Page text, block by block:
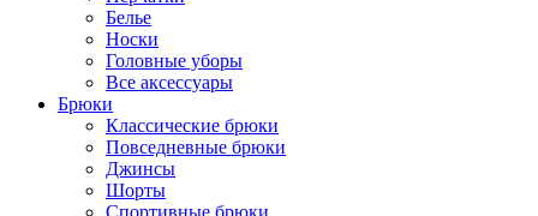
Белье
Носки
Головные уборы
Все аксессуары
Брюки
Классические брюки
Повседневные брюки
Джинсы
Шорты
Спортивные брюки